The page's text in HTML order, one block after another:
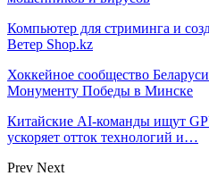
Компьютер для стриминга и
Ветер Shop.kz
Хоккейное сообщество
Монументу Победы в Минске
Китайские AI-команды ищут
ускоряет отток технологий и…
Prev Next